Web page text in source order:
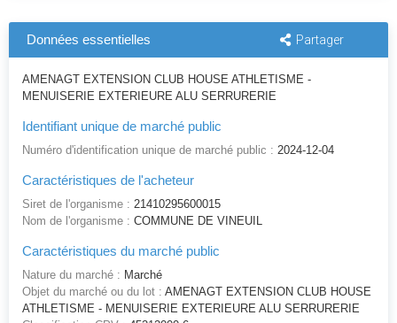
Données essentielles Partager
AMENAGT EXTENSION CLUB HOUSE ATHLETISME -
MENUISERIE EXTERIEURE ALU SERRURERIE
Identifiant unique de marché public
Numéro d'identification unique de marché public : 2024-12-04
Caractéristiques de l'acheteur
Siret de l'organisme : 21410295600015
Nom de l'organisme : COMMUNE DE VINEUIL
Caractéristiques du marché public
Nature du marché : Marché
Objet du marché ou du lot : AMENAGT EXTENSION CLUB HOUSE
ATHLETISME - MENUISERIE EXTERIEURE ALU SERRURERIE